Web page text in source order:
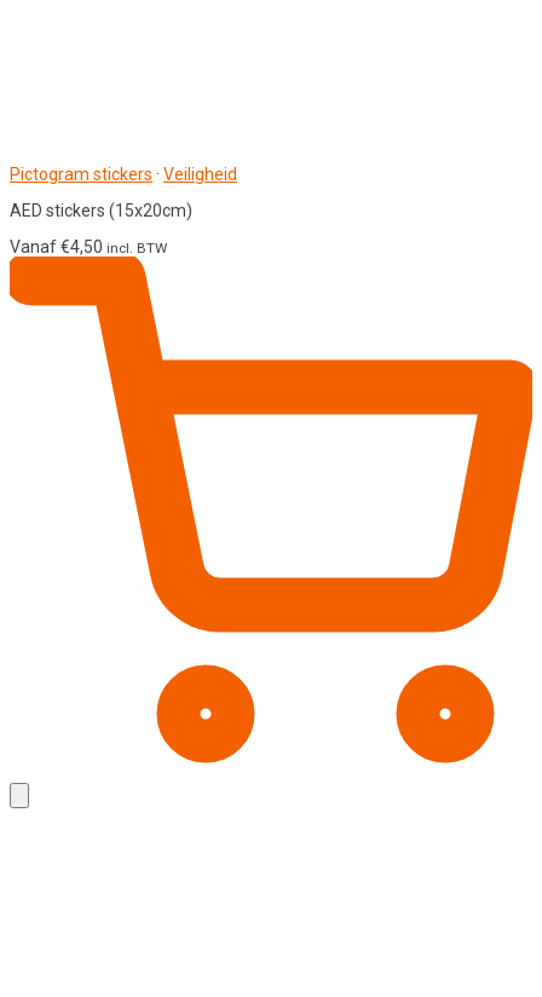
Pictogram stickers · Veiligheid
AED stickers (15x20cm)
Vanaf€4,50 incl. BTW